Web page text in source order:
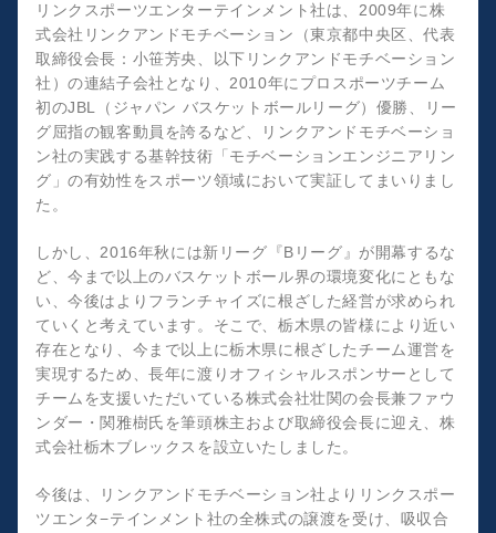
リンクスポーツエンターテインメント社は、2009年に株
式会社リンクアンドモチベーション（東京都中央区、代表
取締役会長：小笹芳央、以下リンクアンドモチベーション
社）の連結子会社となり、2010年にプロスポーツチーム
初のJBL（ジャパン バスケットボールリーグ）優勝、リー
グ屈指の観客動員を誇るなど、リンクアンドモチベーショ
ン社の実践する基幹技術「モチベーションエンジニアリン
グ」の有効性をスポーツ領域において実証してまいりまし
た。
しかし、2016年秋には新リーグ『Bリーグ』が開幕するな
ど、今まで以上のバスケットボール界の環境変化にともな
い、今後はよりフランチャイズに根ざした経営が求められ
ていくと考えています。そこで、栃木県の皆様により近い
存在となり、今まで以上に栃木県に根ざしたチーム運営を
実現するため、長年に渡りオフィシャルスポンサーとして
チームを支援いただいている株式会社壮関の会長兼ファウ
ンダー・関雅樹氏を筆頭株主および取締役会長に迎え、株
式会社栃木ブレックスを設立いたしました。
今後は、リンクアンドモチベーション社よりリンクスポー
ツエンタ−テインメント社の全株式の譲渡を受け、吸収合